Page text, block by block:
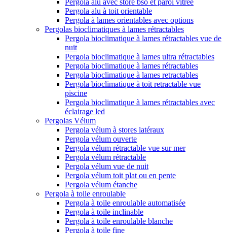
Pergola alu à toit orientable
Pergola à lames orientables avec options
Pergolas bioclimatiques à lames rétractables
Pergola bioclimatique à lames rétractables vue de
nuit
Pergola bioclimatique à lames ultra rétractables
Pergola bioclimatique à lames rétractables
Pergola bioclimatique à lames retractables
Pergola bioclimatique à toit retractable vue
piscine
Pergola bioclimatique à lames rétractables avec
éclairage led
Pergolas Vélum
Pergola vélum à stores latéraux
Pergola vélum ouverte
Pergola vélum rétractable vue sur mer
Pergola vélum rétractable
Pergola vélum vue de nuit
Pergola vélum toit plat ou en pente
Pergola vélum étanche
Pergola à toile enroulable
Pergola à toile enroulable automatisée
Pergola à toile inclinable
Pergola à toile enroulable blanche
Pergola à toile fine